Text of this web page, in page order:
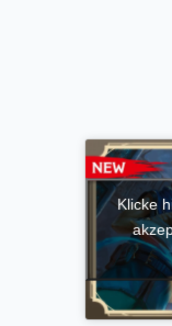
Klicke